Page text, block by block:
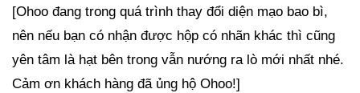
[Ohoo đang trong quá trình thay đổi diện mạo bao bì,
nên nếu bạn có nhận được hộp có nhãn khác thì cũng
yên tâm là hạt bên trong vẫn nướng ra lò mới nhất nhé.
Cảm ơn khách hàng đã ủng hộ Ohoo!]